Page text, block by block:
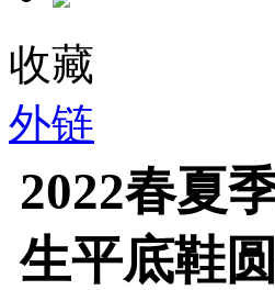
收藏
外链
2022春夏
生平底鞋